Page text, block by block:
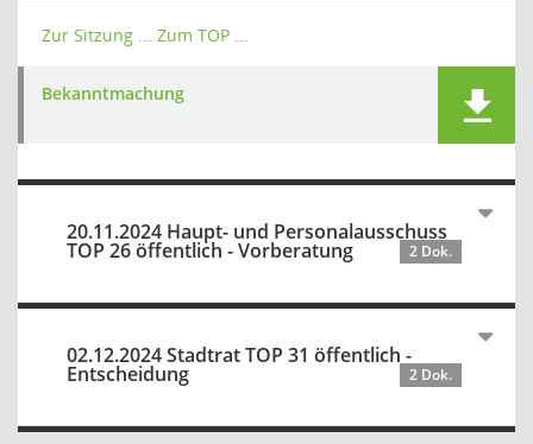
Zur Sitzung ... Zum TOP ...
Bekanntmachung
20.11.2024 Haupt- und Personalausschuss
TOP 26 öffentlich - Vorberatung 2 Dok.
02.12.2024 Stadtrat TOP 31 öffentlich -
Entscheidung 2 Dok.